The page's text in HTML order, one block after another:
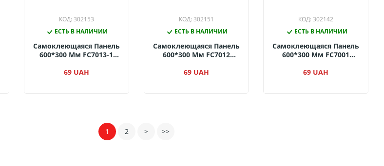
КОД: 302153
ЕСТЬ В НАЛИЧИИ
Самоклеющаяся Панель
600*300 Мм FC7013-1
69 UAH
КОД: 302151
ЕСТЬ В НАЛИЧИИ
Самоклеющаяся Панель
600*300 Мм FC7012
69 UAH
КОД: 302142
ЕСТЬ В НАЛИЧИИ
Самоклеющаяся Панель
600*300 Мм FC7001
69 UAH
1 2 > >>